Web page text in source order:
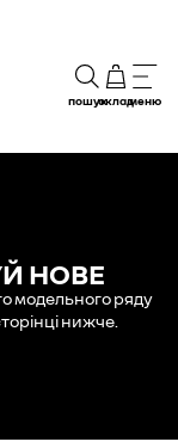
пошукскладменю
НОВЕ
модельного ряду
нижче.